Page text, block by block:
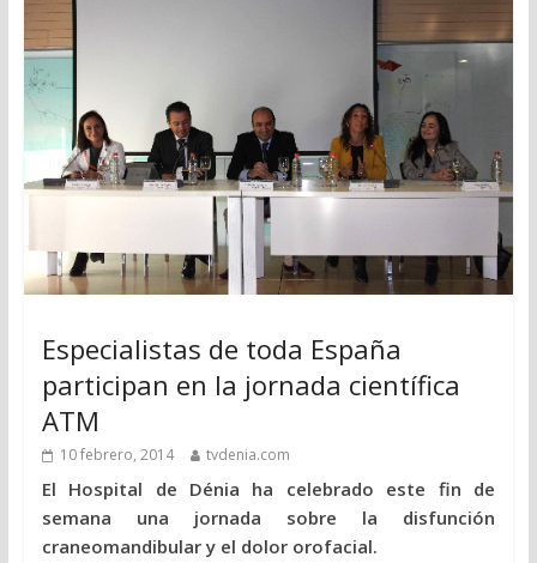
Especialistas de toda España
participan en la jornada científica
ATM
10 febrero, 2014 tvdenia.com
El Hospital de Dénia ha celebrado este fin de
semana una jornada sobre la disfunción
craneomandibular y el dolor orofacial.